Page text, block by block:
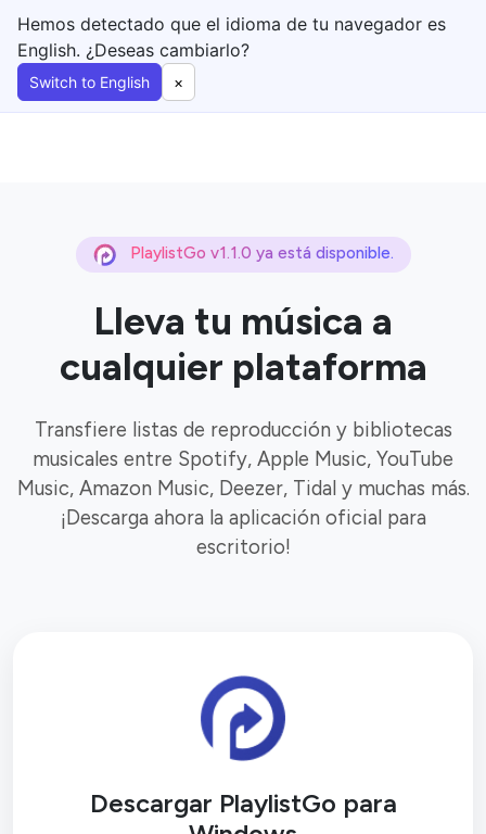
Hemos detectado que el idioma de tu navegador es
English. ¿Deseas cambiarlo?
Switch to English ×
PlaylistGo v1.1.0 ya está disponible.
Lleva tu música a
cualquier plataforma
Transfiere listas de reproducción y bibliotecas
musicales entre Spotify, Apple Music, YouTube
Music, Amazon Music, Deezer, Tidal y muchas más.
¡Descarga ahora la aplicación oficial para
escritorio!
Descargar PlaylistGo para